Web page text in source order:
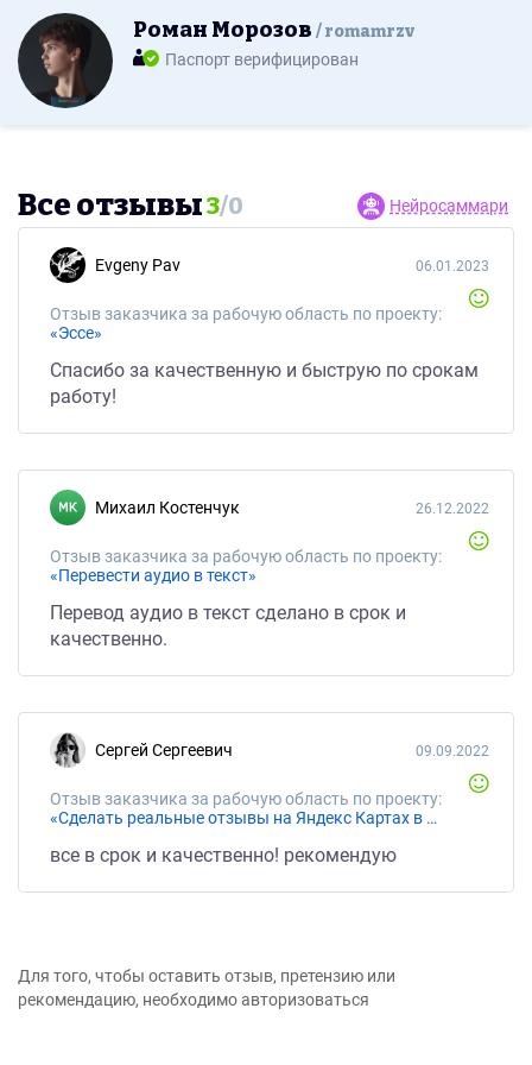
Роман Морозов romamrzv
Паспорт верифицирован
Все отзывы3/0 Нейросаммари
Evgeny Pav
Отзыв заказчика за рабочую область по проекту:
«Эссе»
06.01.2023
Спасибо за качественную и быструю по срокам
работу!
Михаил Костенчук
Отзыв заказчика за рабочую область по проекту:
«Перевести аудио в текст»
26.12.2022
Перевод аудио в текст сделано в срок и
качественно.
Сергей Сергеевич
Отзыв заказчика за рабочую область по проекту:
«Сделать реальные отзывы на Яндекс Картах в организации»
09.09.2022
все в срок и качественно! рекомендую
Для того, чтобы оставить отзыв, претензию или
рекомендацию, необходимо авторизоваться